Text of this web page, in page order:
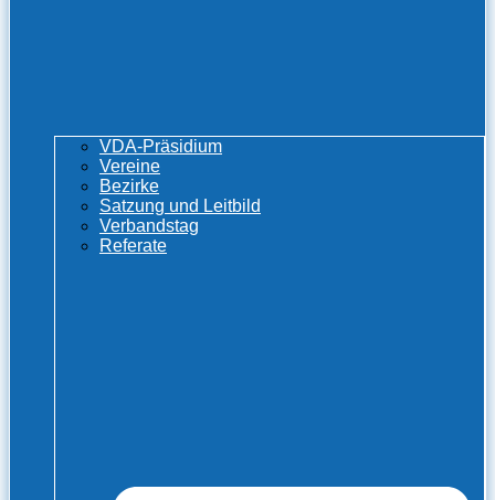
VDA-Präsidium
Vereine
Bezirke
Satzung und Leitbild
Verbandstag
Referate